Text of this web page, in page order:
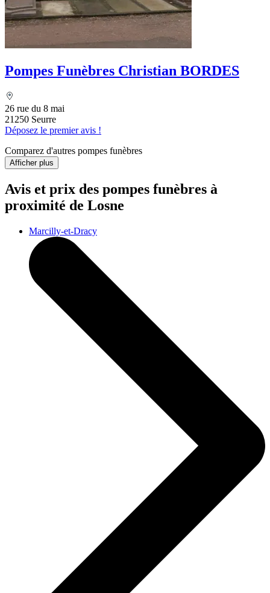
Pompes Funèbres Christian BORDES
26 rue du 8 mai
21250 Seurre
Déposez le premier avis !
Comparez d'autres pompes funèbres
Afficher plus
Avis et prix des pompes funèbres à
proximité de Losne
Marcilly-et-Dracy